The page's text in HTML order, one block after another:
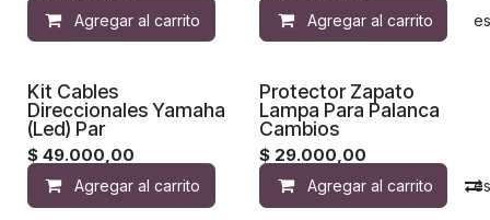
Agregar al carrito Agregar a la lista de
Agregar al carrito
¡Nuevo!
Kit Cables
Direccionales Yamaha
(Led) Par
$ 49.000,00
Agregar al carrito Agregar a la lista de
¡Nuevo!
Protector Zapato
Lampa Para Palanca
Cambios
$ 29.000,00
Agregar al carrito